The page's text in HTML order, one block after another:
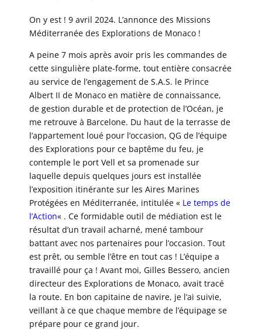
On y est ! 9 avril 2024. L’annonce des Missions
Méditerranée des Explorations de Monaco !
A peine 7 mois après avoir pris les commandes de
cette singulière plate-forme, tout entière consacrée
au service de l’engagement de S.A.S. le Prince
Albert II de Monaco en matière de connaissance,
de gestion durable et de protection de l’Océan, je
me retrouve à Barcelone. Du haut de la terrasse de
l’appartement loué pour l’occasion, QG de l’équipe
des Explorations pour ce baptême du feu, je
contemple le port Vell et sa promenade sur
laquelle depuis quelques jours est installée
l’exposition itinérante sur les Aires Marines
Protégées en Méditerranée, intitulée « Le temps de
l’Action« . Ce formidable outil de médiation est le
résultat d’un travail acharné, mené tambour
battant avec nos partenaires pour l’occasion. Tout
est prêt, ou semble l’être en tout cas ! L’équipe a
travaillé pour ça ! Avant moi, Gilles Bessero, ancien
directeur des Explorations de Monaco, avait tracé
la route. En bon capitaine de navire, je l’ai suivie,
veillant à ce que chaque membre de l’équipage se
prépare pour ce grand jour.